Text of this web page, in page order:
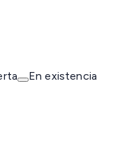
En existencia